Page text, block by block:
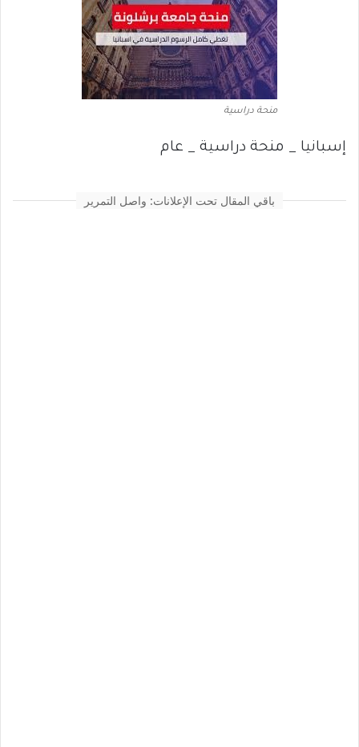
منحة دراسية
إسبانيا _ منحة دراسية _ عام
باقي المقال تحت الإعلانات: واصل التمرير